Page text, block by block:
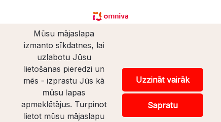
© Santaveikals 2026. Visas tiesības aizsargātas.
Veikala izstrāde
Mūsu mājaslapa
izmanto sīkdatnes, lai
uzlabotu Jūsu
lietošanas pieredzi un
mēs - izprastu Jūs kā
mūsu lapas
apmeklētājus. Turpinot
lietot mūsu mājaslapu
Uzzināt vairāk
Sapratu